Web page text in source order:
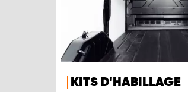
KITS D'HABILLAGE